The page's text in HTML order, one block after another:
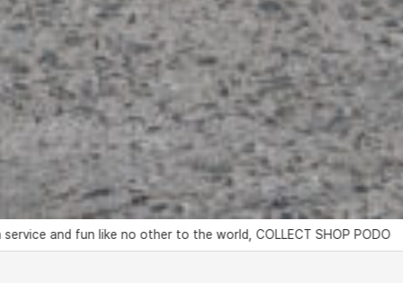
no other to the world, COLLECT SHOP PODO 세상에 없던 서